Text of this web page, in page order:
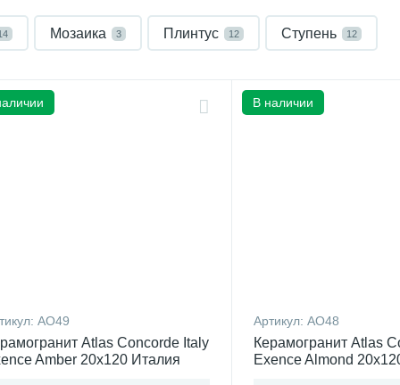
Мозаика 3 Плинтус 12 Ступень 12
AO49
Atlas Concorde Italy
Amber 20x120 Италия
В наличии
Артикул: AO48
Керамогранит Atlas
Exence Almond